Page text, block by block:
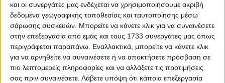
και οι συνεργάτες μας ενδέχεται να χρησιμοποιήσουμε ακριβή
δεδομένα γεωγραφικής τοποθεσίας και ταυτοποίησης μέσω
σάρωσης συσκευών. Μπορείτε να κάνετε κλικ για να συναινέσετε
στην επεξεργασία από εμάς και τους 1733 συνεργάτες μας όπως
περιγράφεται παραπάνω. Εναλλακτικά, μπορείτε να κάνετε κλικ
για να αρνηθείτε να συναινέσετε ή να αποκτήσετε πρόσβαση σε
πιο λεπτομερείς πληροφορίες και να αλλάξετε τις προτιμήσεις
σας πριν συναινέσετε. Λάβετε υπόψη ότι κάποια επεξεργασία
Δε βρέθηκαν αγγελίες σύμφωνα με τα
κριτήρια αναζήτησής σας.
Δοκιμάστε να καθαρίσετε όλα τα υπάρχοντα φίλτρα
αναζήτησης.